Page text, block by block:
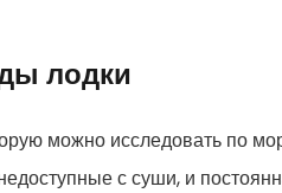
лодки
можно исследовать по
с суши, и